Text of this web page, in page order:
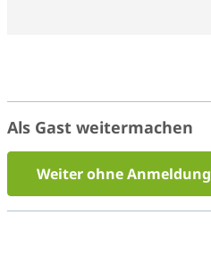
Als Gast weitermachen
Weiter ohne Anmeldung